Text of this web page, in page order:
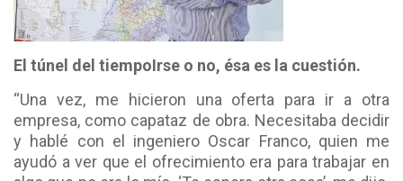
El túnel del tiempoIrse o no, ésa es la cuestión.
“Una vez, me hicieron una oferta para ir a otra
empresa, como capataz de obra. Necesitaba decidir
y hablé con el ingeniero Oscar Franco, quien me
ayudó a ver que el ofrecimiento era para trabajar en